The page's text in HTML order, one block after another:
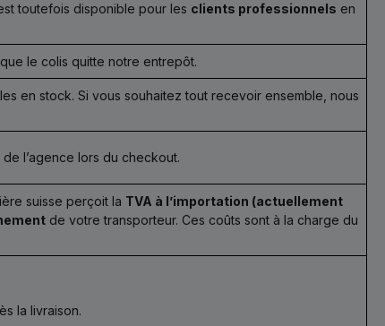
toutefois disponible pour les clients professionnels en
le colis quitte notre entrepôt.
en stock. Si vous souhaitez tout recevoir ensemble, nous
l’agence lors du checkout.
suisse perçoit la TVA à l’importation (actuellement
de votre transporteur. Ces coûts sont à la charge du
la livraison.